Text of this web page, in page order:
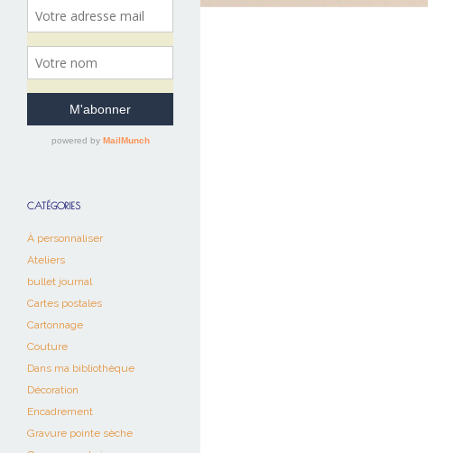
CATÉGORIES
À personnaliser
Ateliers
bullet journal
Cartes postales
Cartonnage
Couture
Dans ma bibliothèque
Décoration
Encadrement
Gravure pointe sèche